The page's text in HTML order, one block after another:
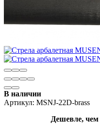
В наличии
Артикул: MSNJ-22D-brass
Дешевле, чем